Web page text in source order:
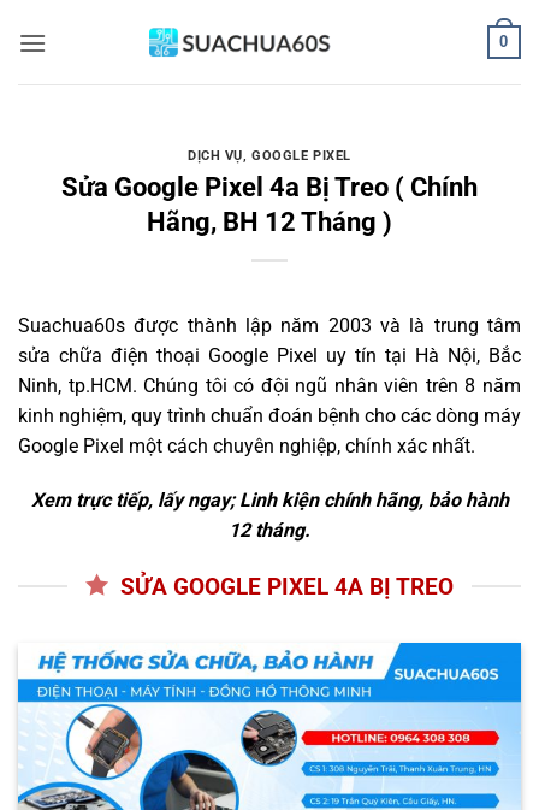
qua
0
DỊCH VỤ,GOOGLE PIXEL
Sửa Google Pixel 4a Bị Treo ( Chính
Hãng, BH 12 Tháng )
Suachua60s được thành lập năm 2003 và là trung tâm
sửa chữa điện thoại Google Pixel uy tín tại Hà Nội, Bắc
Ninh, tp.HCM. Chúng tôi có đội ngũ nhân viên trên 8 năm
kinh nghiệm, quy trình chuẩn đoán bệnh cho các dòng máy
Google Pixel một cách chuyên nghiệp, chính xác nhất.
Xem trực tiếp, lấy ngay; Linh kiện chính hãng, bảo hành
12 tháng.
SỬA GOOGLE PIXEL 4A BỊ TREO